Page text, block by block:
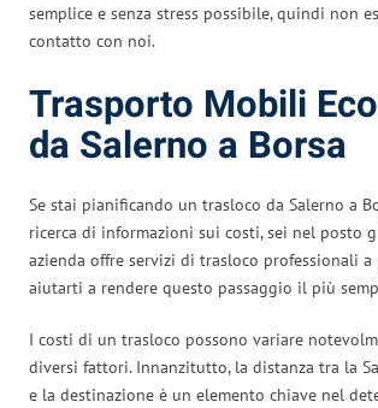
semplice e senza stress possibile, quindi non
contatto con noi.
Trasporto Mobili
da Salerno a Borsa
Se stai pianificando un trasloco da Salerno a
ricerca di informazioni sui costi, sei nel posto
azienda offre servizi di trasloco professionali a
aiutarti a rendere questo passaggio il più
I costi di un trasloco possono variare
diversi fattori. Innanzitutto, la distanza tra la
e la destinazione è un elemento chiave nel